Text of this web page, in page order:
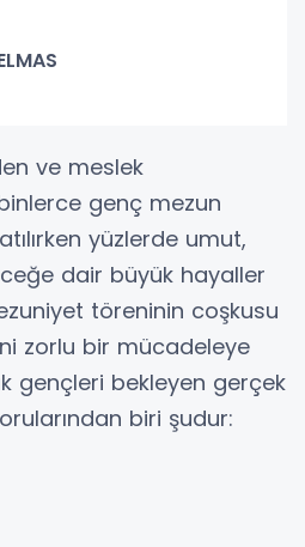
ve meslek
genç mezun
yüzlerde umut,
dair büyük hayaller
töreninin coşkusu
zorlu bir mücadeleye
gençleri bekleyen gerçek
biri şudur: